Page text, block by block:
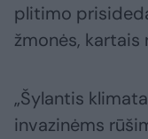
plitimo
žmonės,
„Šylantis
invazinėms